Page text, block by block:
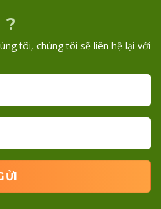
tôi, chúng tôi sẽ liên hệ lại với